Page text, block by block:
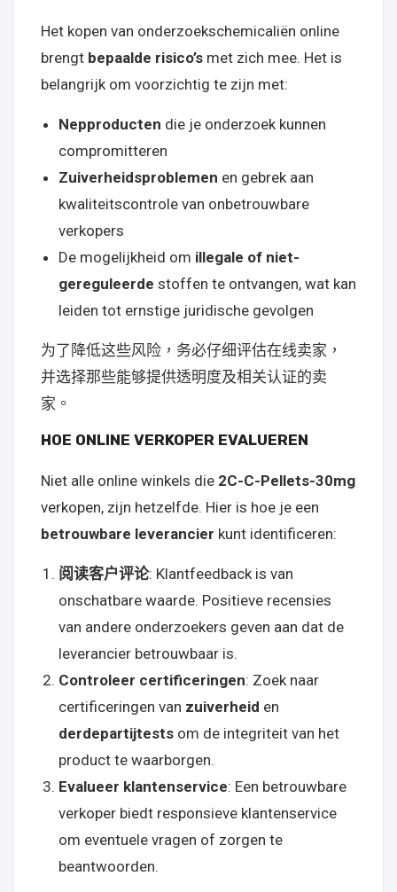
Het kopen van onderzoekschemicaliën online
brengt bepaalde risico’s met zich mee. Het is
belangrijk om voorzichtig te zijn met:
Nepproducten die je onderzoek kunnen
compromitteren
Zuiverheidsproblemen en gebrek aan
kwaliteitscontrole van onbetrouwbare
verkopers
De mogelijkheid om illegale of niet-
gereguleerde stoffen te ontvangen, wat kan
leiden tot ernstige juridische gevolgen
为了降低这些风险，务必仔细评估在线卖家，
并选择那些能够提供透明度及相关认证的卖
家。
HOE ONLINE VERKOPER EVALUEREN
Niet alle online winkels die 2C-C-Pellets-30mg
verkopen, zijn hetzelfde. Hier is hoe je een
betrouwbare leverancier kunt identificeren:
阅读客户评论: Klantfeedback is van
onschatbare waarde. Positieve recensies
van andere onderzoekers geven aan dat de
leverancier betrouwbaar is.
Controleer certificeringen: Zoek naar
certificeringen van zuiverheid en
derdepartijtests om de integriteit van het
product te waarborgen.
Evalueer klantenservice: Een betrouwbare
verkoper biedt responsieve klantenservice
om eventuele vragen of zorgen te
beantwoorden.